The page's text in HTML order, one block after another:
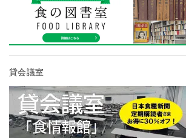
貸会議室